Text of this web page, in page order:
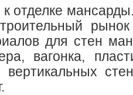
отделке
рынок
для стен
вагонка,
вертикальных